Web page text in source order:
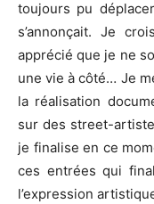
toujours pu
s’annonçait. Je
apprécié que je ne
une vie à côté… Je
la réalisation
sur des street-
je finalise en ce
ces entrées qui
l’expression